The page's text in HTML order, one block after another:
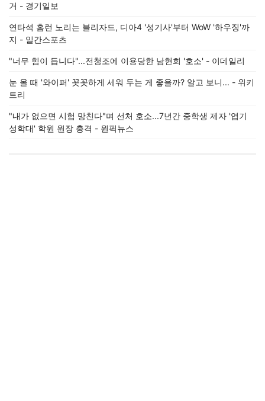
거 - 경기일보
연타석 홈런 노리는 블리자드, 디아4 '성기사'부터 WoW '하우징'까
지 - 일간스포츠
"너무 힘이 듭니다"...전청조에 이용당한 남현희 '호소' - 이데일리
눈 올 때 '와이퍼' 꼿꼿하게 세워 두는 게 좋을까? 알고 보니... - 위키
트리
"내가 없으면 시험 망친다"며 선처 호소...7년간 중학생 제자 '엽기
성학대' 학원 원장 충격 - 원픽뉴스